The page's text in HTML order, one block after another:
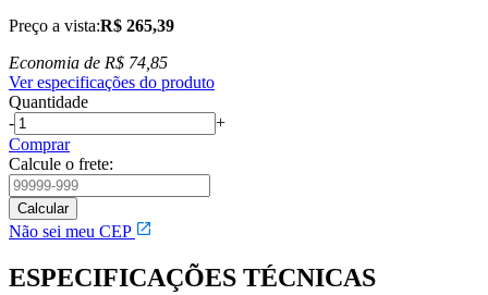
Preço a vista:R$ 265,39
Economia de R$ 74,85
Ver especificações do produto
Quantidade
-
+
Comprar
Calcule o frete:
Não sei meu CEP
ESPECIFICAÇÕES TÉCNICAS